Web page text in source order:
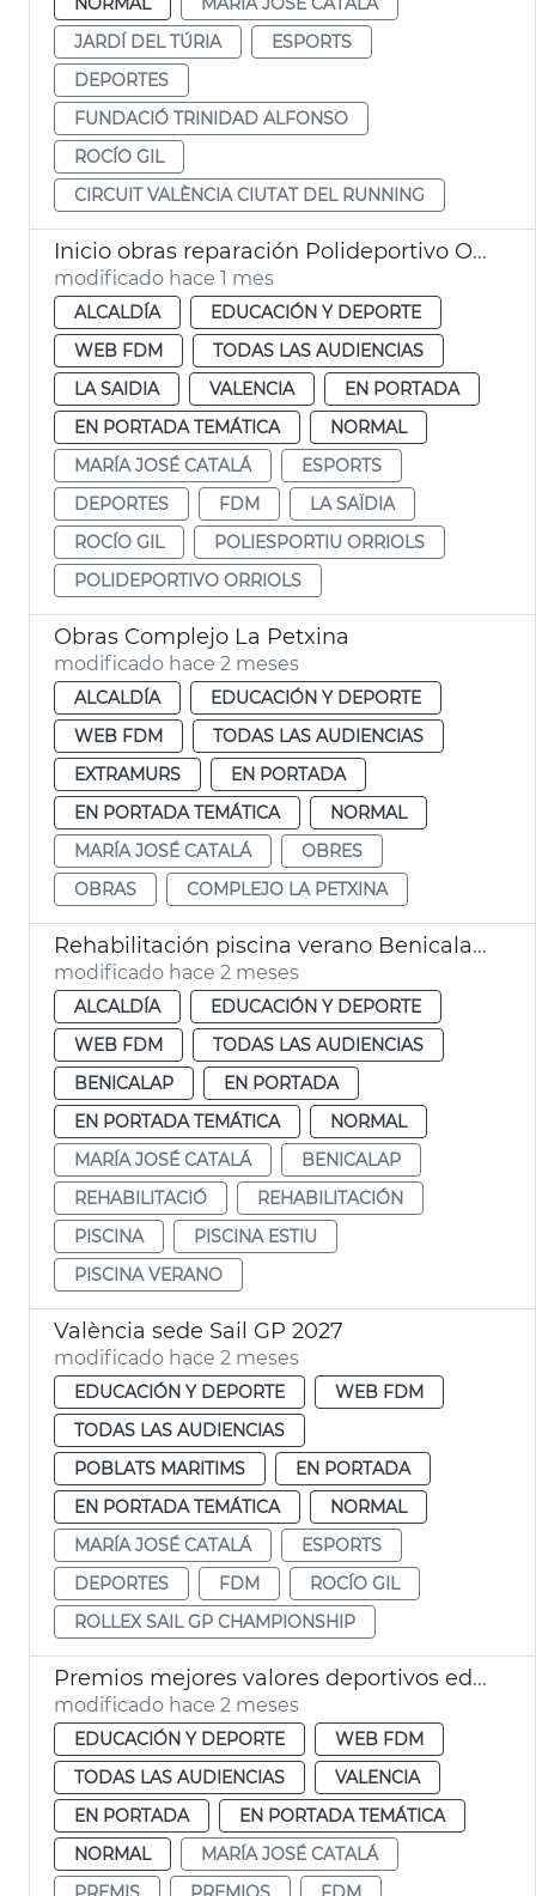
JARDÍ DEL TÚRIA
ESPORTS
DEPORTES
FUNDACIÓ TRINIDAD ALFONSO
ROCÍO GIL
CIRCUIT VALÈNCIA CIUTAT DEL RUNNING
Inicio obras reparación Polideportivo Orriols València
modificado hace 1 mes
ALCALDÍA
EDUCACIÓN Y DEPORTE
WEB FDM
TODAS LAS AUDIENCIAS
LA SAIDIA
VALENCIA
EN PORTADA
EN PORTADA TEMÁTICA
NORMAL
MARÍA JOSÉ CATALÁ
ESPORTS
DEPORTES
FDM
LA SAÏDIA
ROCÍO GIL
POLIESPORTIU ORRIOLS
POLIDEPORTIVO ORRIOLS
Obras Complejo La Petxina
modificado hace 2 meses
ALCALDÍA
EDUCACIÓN Y DEPORTE
WEB FDM
TODAS LAS AUDIENCIAS
EXTRAMURS
EN PORTADA
EN PORTADA TEMÁTICA
NORMAL
MARÍA JOSÉ CATALÁ
OBRES
OBRAS
COMPLEJO LA PETXINA
Rehabilitación piscina verano Benicalap València
modificado hace 2 meses
ALCALDÍA
EDUCACIÓN Y DEPORTE
WEB FDM
TODAS LAS AUDIENCIAS
BENICALAP
EN PORTADA
EN PORTADA TEMÁTICA
NORMAL
MARÍA JOSÉ CATALÁ
BENICALAP
REHABILITACIÓ
REHABILITACIÓN
PISCINA
PISCINA ESTIU
PISCINA VERANO
València sede Sail GP 2027
modificado hace 2 meses
EDUCACIÓN Y DEPORTE
WEB FDM
TODAS LAS AUDIENCIAS
POBLATS MARITIMS
EN PORTADA
EN PORTADA TEMÁTICA
NORMAL
MARÍA JOSÉ CATALÁ
ESPORTS
DEPORTES
FDM
ROCÍO GIL
ROLLEX SAIL GP CHAMPIONSHIP
Premios mejores valores deportivos edad escolar València
modificado hace 2 meses
EDUCACIÓN Y DEPORTE
WEB FDM
TODAS LAS AUDIENCIAS
VALENCIA
EN PORTADA
EN PORTADA TEMÁTICA
NORMAL
MARÍA JOSÉ CATALÁ